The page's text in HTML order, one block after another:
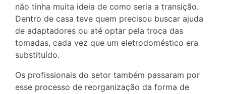
não tinha muita ideia de como seria a transição.
Dentro de casa teve quem precisou buscar ajuda
de adaptadores ou até optar pela troca das
tomadas, cada vez que um eletrodoméstico era
substituído.
Os profissionais do setor também passaram por
esse processo de reorganização da forma de